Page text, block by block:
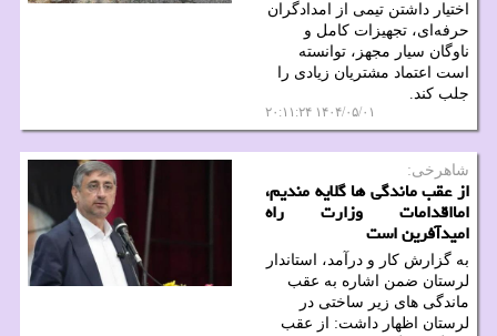
اختیار داشتن تیمی از امدادگران
حرفه‌ای، تجهیزات کامل و
ناوگان سیار مجهز، توانسته
است اعتماد مشتریان زیادی را
جلب کند.
۱۴۰۴/۰۵/۰۱ ۲۰:۱۱:۲۴
شاهرخی:
از عقب ماندگی ها گلایه مندیم،
امااقدامات وزارت راه
امیدآفرین است
به گزارش کار و درآمد، استاندار
لرستان ضمن اشاره به عقب
ماندگی های زیر ساختی در
لرستان اظهار داشت: از عقب